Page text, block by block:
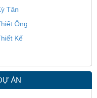
Tân
Ống
Kế
ÁN